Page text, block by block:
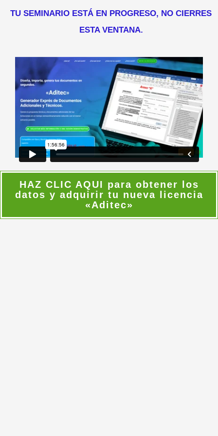
TU SEMINARIO ESTÁ EN PROGRESO, NO CIERRES
ESTA VENTANA.
HAZ CLIC AQUI para obtener los
datos y adquirir tu nueva licencia
«Aditec»